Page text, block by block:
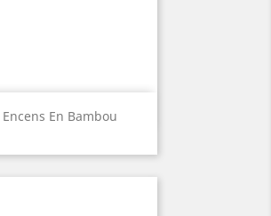
En Bambou
Aperçu rapide